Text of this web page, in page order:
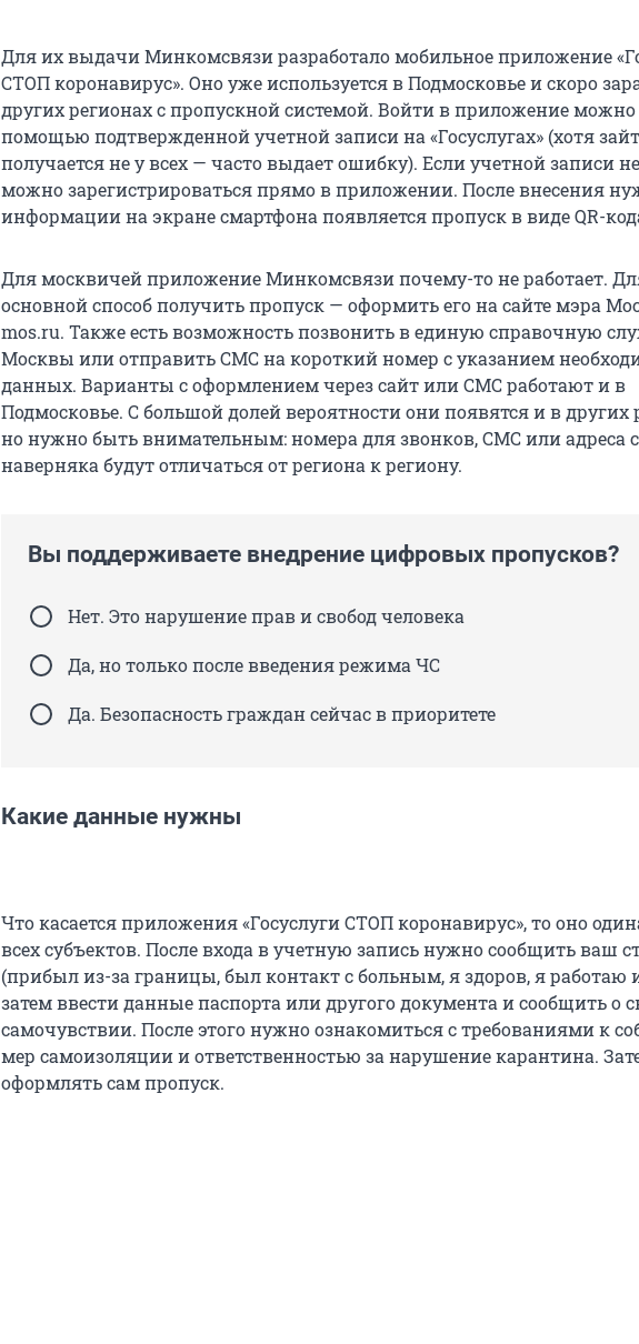
Для их выдачи Минкомсвязи разработало мобильное приложение
СТОП коронавирус». Оно уже используется в Подмосковье и скоро
других регионах с пропускной системой. Войти в приложение можно
помощью подтвержденной учетной записи на «Госуслугах» (хотя
получается не у всех — часто выдает ошибку). Если учетной записи
можно зарегистрироваться прямо в приложении. После внесения
информации на экране смартфона появляется пропуск в виде QR-
Для москвичей приложение Минкомсвязи почему-то не работает.
основной способ получить пропуск — оформить его на сайте мэра
mos.ru. Также есть возможность позвонить в единую справочную
Москвы или отправить СМС на короткий номер с указанием
данных. Варианты с оформлением через сайт или СМС работают и в
Подмосковье. С большой долей вероятности они появятся и в других
но нужно быть внимательным: номера для звонков, СМС или адреса
наверняка будут отличаться от региона к региону.
Вы поддерживаете внедрение цифровых пропусков?
Нет. Это нарушение прав и свобод человека
Да, но только после введения режима ЧС
Да. Безопасность граждан сейчас в приоритете
Какие данные нужны
Что касается приложения «Госуслуги СТОП коронавирус», то оно
всех субъектов. После входа в учетную запись нужно сообщить ваш
(прибыл из-за границы, был контакт с больным, я здоров, я работаю
затем ввести данные паспорта или другого документа и сообщить о
самочувствии. После этого нужно ознакомиться с требованиями к
мер самоизоляции и ответственностью за нарушение карантина.
оформлять сам пропуск.